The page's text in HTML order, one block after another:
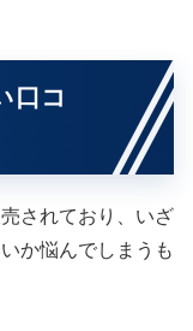
口コ
されており、いざ
か悩んでしまうも